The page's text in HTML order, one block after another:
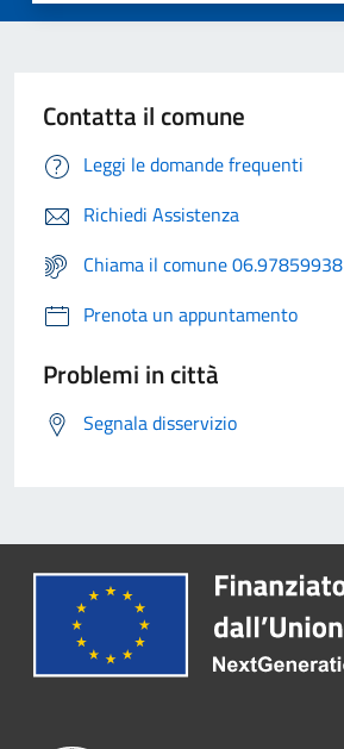
Contatta il comune
Leggi le domande frequenti
Richiedi Assistenza
Chiama il comune 06.97859938
Prenota un appuntamento
Problemi in città
Segnala disservizio